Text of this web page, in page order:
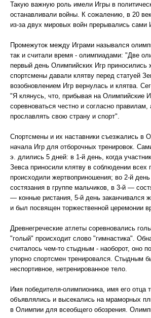
Такую важную роль имели Игры в
останавливали войны. К сожалению, в 20
из-за двух мировых войн прерывались сами
Промежуток между Играми назывался
так и считали время - олимпиадами: "Две
первый день Олимпийских Игр приносились
спортсмены давали клятву перед статуей
возобновлением Игр вернулась и клятва.
"Я клянусь, что, прибывая на Олимпийские
соревноваться честно и согласно
прославлять свою страну и спорт".
Спортсмены и их наставники съезжались в
начала Игр для отборочных тренировок.
э. длились 5 дней: в 1-й день, когда
Зевса приносили клятву в соблюдении всех
происходили жертвоприношения; во 2-й
состязания в группе мальчиков, в 3-й —
— конные ристания, 5-й день заканчивался
и был посвящен торжественной церемонии
Древнегреческие атлеты соревновались
"голый" происходит слово "гимнастика".
считалось чем-то стыдным - наоборот, оно
упорно спортсмен тренировался. Стыдным
неспортивное, нетренированное тело.
Имя победителя-олимпионика, имя его отца
объявлялись и высекались на мраморных
в Олимпии для всеобщего обозрения.